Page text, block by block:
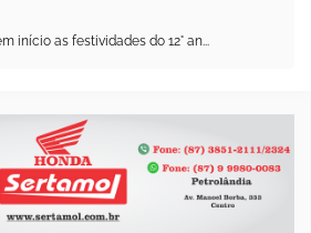
início as festividades do 12° an...